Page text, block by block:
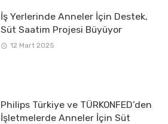
İş Yerlerinde Anneler İçin Destek,
Süt Saatim Projesi Büyüyor
12 Mart 2025
Philips Türkiye ve TÜRKONFED’den
İşletmelerde Anneler İçin Süt